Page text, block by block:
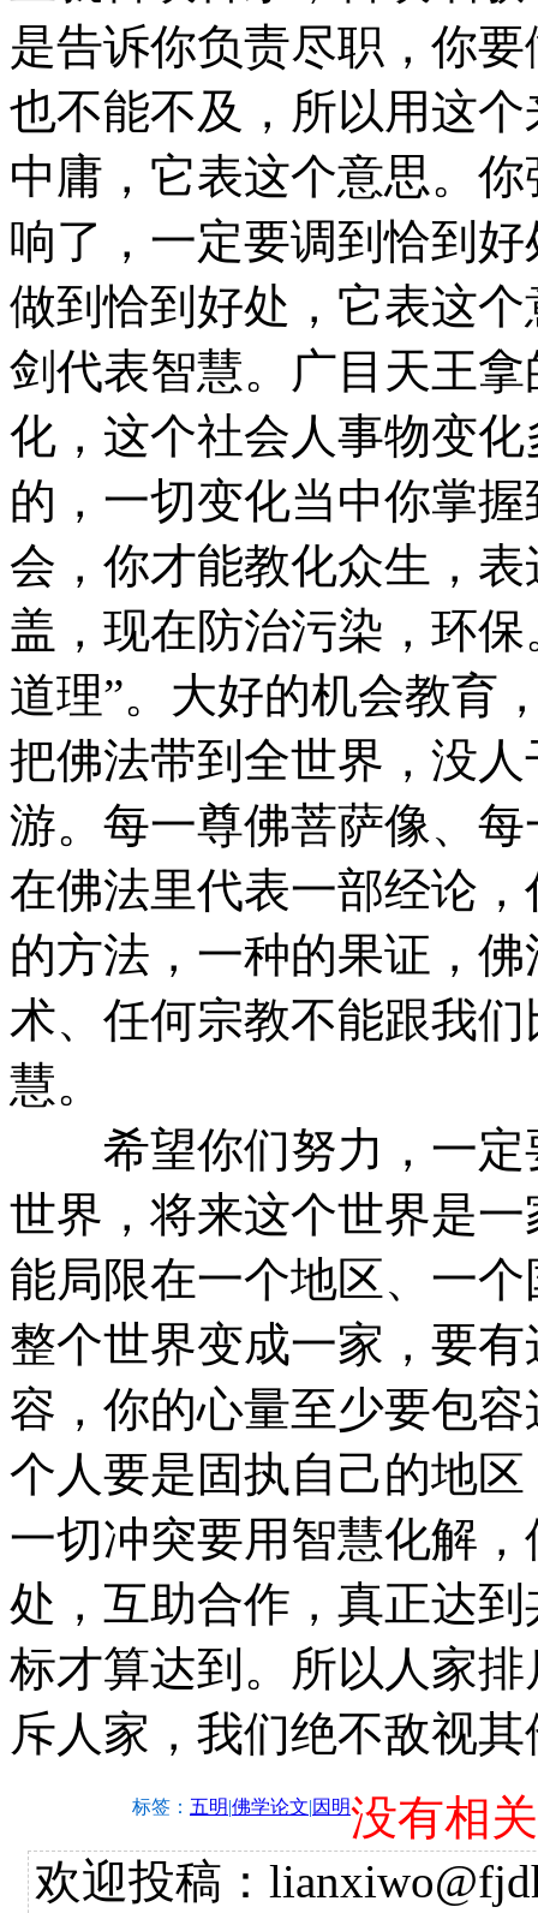
是告诉你负责尽职，你
也不能不及，所以用这
中庸，它表这个意思。
响了，一定要调到恰到
做到恰到好处，它表这
剑代表智慧。广目天王
化，这个社会人事物变
的，一切变化当中你掌
会，你才能教化众生，
盖，现在防治污染，环
道理”。大好的机会教育
把佛法带到全世界，没
游。每一尊佛菩萨像、
在佛法里代表一部经论
的方法，一种的果证，
术、任何宗教不能跟我
慧。
希望你们努力，一定
世界，将来这个世界是
能局限在一个地区、一
整个世界变成一家，要
容，你的心量至少要包
个人要是固执自己的地
一切冲突要用智慧化解
处，互助合作，真正达
标才算达到。所以人家
斥人家，我们绝不敌视
标签： 五明|佛学论文|因明没有相
欢迎投稿：